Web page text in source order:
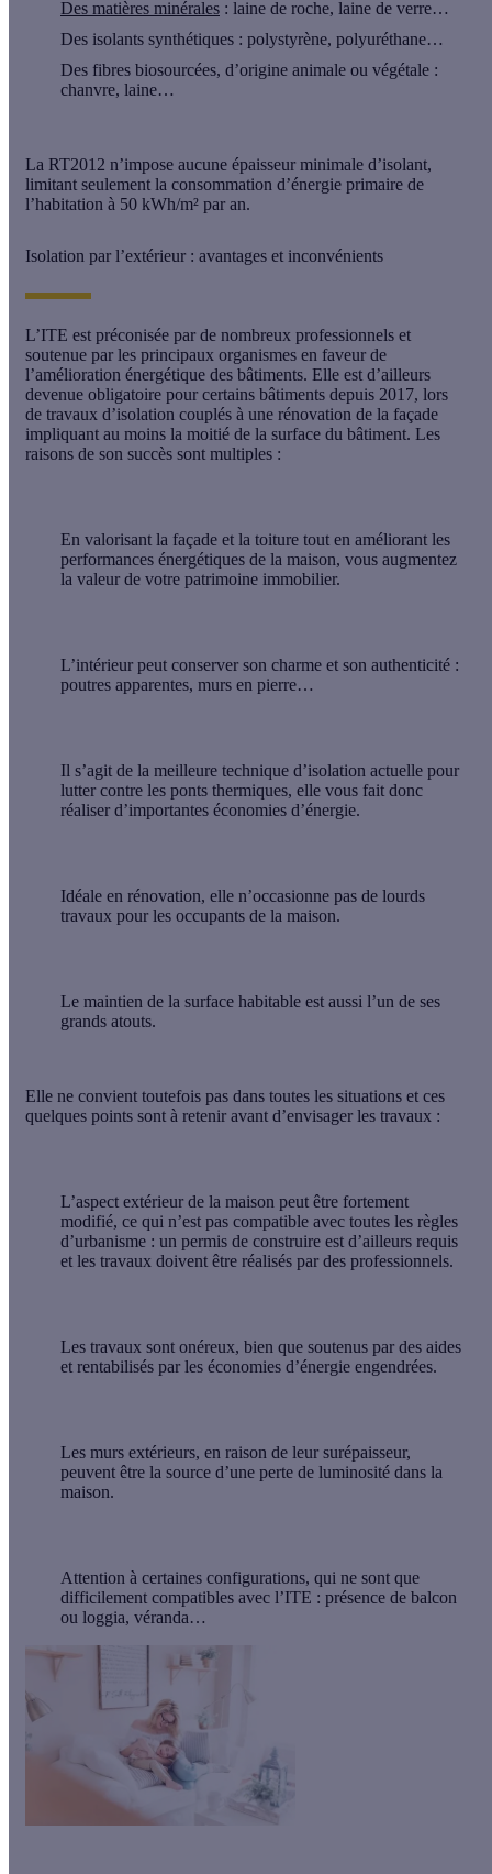
Des matières minérales : laine de roche, laine de verre…
Des isolants synthétiques : polystyrène, polyuréthane…
Des fibres biosourcées, d’origine animale ou végétale :
chanvre, laine…
La RT2012 n’impose aucune épaisseur minimale d’isolant,
limitant seulement la consommation d’énergie primaire de
l’habitation à 50 kWh/m² par an.
Isolation par l’extérieur : avantages et inconvénients
L’ITE est préconisée par de nombreux professionnels et
soutenue par les principaux organismes en faveur de
l’amélioration énergétique des bâtiments. Elle est d’ailleurs
devenue obligatoire pour certains bâtiments depuis 2017, lors
de travaux d’isolation couplés à une rénovation de la façade
impliquant au moins la moitié de la surface du bâtiment. Les
raisons de son succès sont multiples :
En valorisant la façade et la toiture tout en améliorant les
performances énergétiques de la maison, vous augmentez
la valeur de votre patrimoine immobilier.
L’intérieur peut conserver son charme et son authenticité :
poutres apparentes, murs en pierre…
Il s’agit de la meilleure technique d’isolation actuelle pour
lutter contre les ponts thermiques, elle vous fait donc
réaliser d’importantes économies d’énergie.
Idéale en rénovation, elle n’occasionne pas de lourds
travaux pour les occupants de la maison.
Le maintien de la surface habitable est aussi l’un de ses
grands atouts.
Elle ne convient toutefois pas dans toutes les situations et ces
quelques points sont à retenir avant d’envisager les travaux :
L’aspect extérieur de la maison peut être fortement
modifié, ce qui n’est pas compatible avec toutes les règles
d’urbanisme : un permis de construire est d’ailleurs requis
et les travaux doivent être réalisés par des professionnels.
Les travaux sont onéreux, bien que soutenus par des aides
et rentabilisés par les économies d’énergie engendrées.
Les murs extérieurs, en raison de leur surépaisseur,
peuvent être la source d’une perte de luminosité dans la
maison.
Attention à certaines configurations, qui ne sont que
difficilement compatibles avec l’ITE : présence de balcon
ou loggia, véranda…